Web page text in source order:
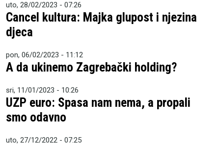
uto, 28/02/2023 - 07:26
Cancel kultura: Majka glupost i njezina
djeca
pon, 06/02/2023 - 11:12
A da ukinemo Zagrebački holding?
sri, 11/01/2023 - 10:26
UZP euro: Spasa nam nema, a propali
smo odavno
uto, 27/12/2022 - 07:25